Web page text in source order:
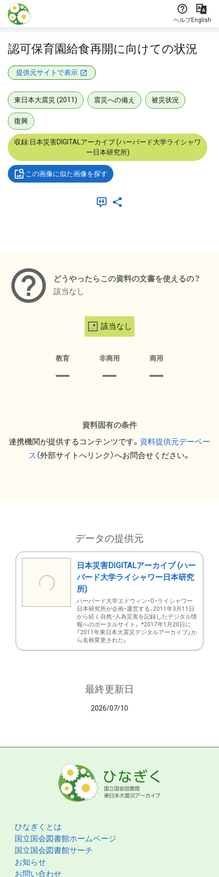
本文に飛ぶ
ヘルプEnglish
認可保育園給食再開に向けての状況
提供元サイトで表示
東日本大震災 (2011) 震災への備え 被災状況
復興
収録:日本災害DIGITALアーカイブ (ハーバード大学ライシャワ
ー日本研究所)
この画像に似た画像を探す
どうやったらこの資料の文書を使えるの？
該当なし
該当なし
教育 非商用 商用
資料固有の条件
連携機関が提供するコンテンツです。 資料提供元デーベー
ス （外部サイトへリンク）へお問合せください。
データの提供元
日本災害DIGITALアーカイブ (ハー
バード大学ライシャワー日本研究
所)
ハーバード大学エドウィン・O・ライシャワー
日本研究所が企画・運営する、2011年3月11日
から続く自然・人為災害を記録したデジタル情
報へのポータルサイト。 *2017年1月20日に
「2011年東日本大震災デジタルアーカイブ」か
ら名称変更された。
最終更新日
2026/07/10
ひなぎくとは
国立国会図書館ホームページ
国立国会図書館サーチ
お知らせ
お問い合わせ